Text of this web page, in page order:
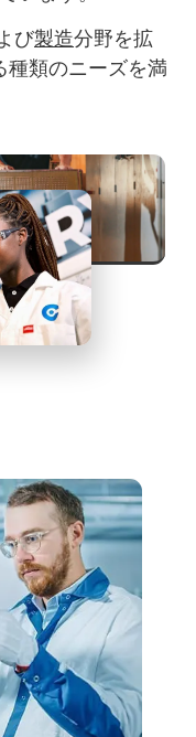
び製造分野を拡
種類のニーズを満